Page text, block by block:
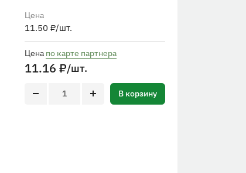
Цена
11.50 ₽/шт.
Цена по карте партнера
11.16 ₽/шт.
В корзину